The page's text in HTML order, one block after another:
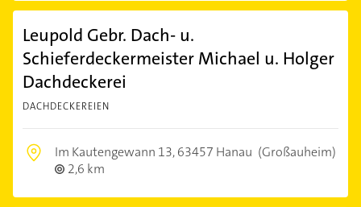
Leupold Gebr. Dach- u.
Schieferdeckermeister Michael u. Holger
Dachdeckerei
DACHDECKEREIEN
Im Kautengewann 13,63457 Hanau (Großauheim)
2,6 km